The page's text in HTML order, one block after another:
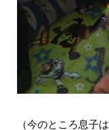
（今のところ息子は